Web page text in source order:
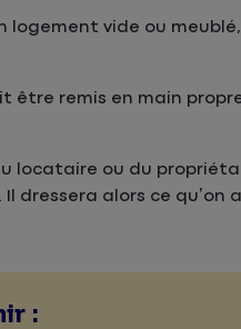
logement vide ou
être remis en main
locataire ou du
Il dressera alors ce
: